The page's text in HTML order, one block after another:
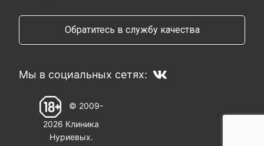
Обратитесь в службу качества
Мы в социальных сетях:
© 2009-
2026 Клиника
Нуриевых.